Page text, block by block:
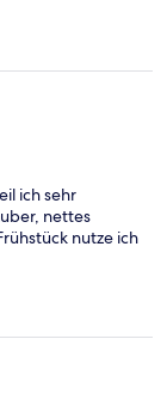
ich sehr
nettes
nutze ich